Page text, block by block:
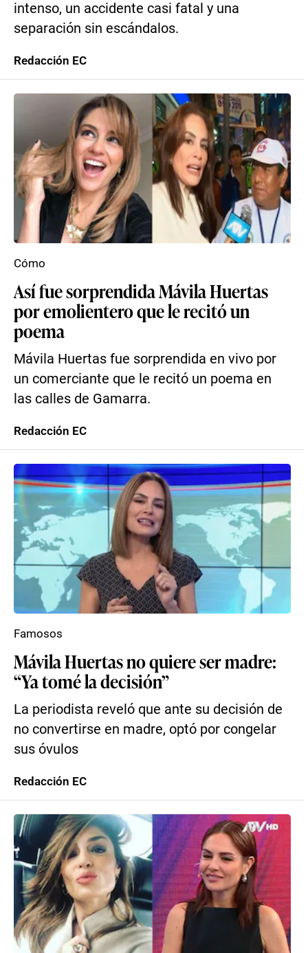
intenso, un accidente casi fatal y una
separación sin escándalos.
Redacción EC
Así fue sorprendida Mávila Huertas
por emolientero que le recitó un
poema
Mávila Huertas fue sorprendida en vivo por
un comerciante que le recitó un poema en
las calles de Gamarra.
Cómo
Redacción EC
Mávila Huertas no quiere ser madre:
“Ya tomé la decisión”
La periodista reveló que ante su decisión de
no convertirse en madre, optó por congelar
sus óvulos
Famosos
Redacción EC